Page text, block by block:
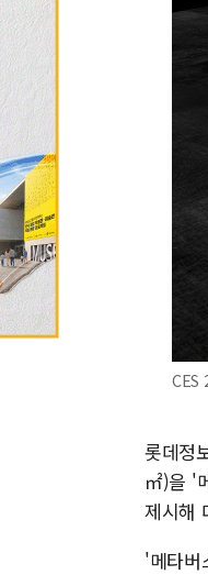
CES
롯데정
㎡)을 '
제시해
'메타